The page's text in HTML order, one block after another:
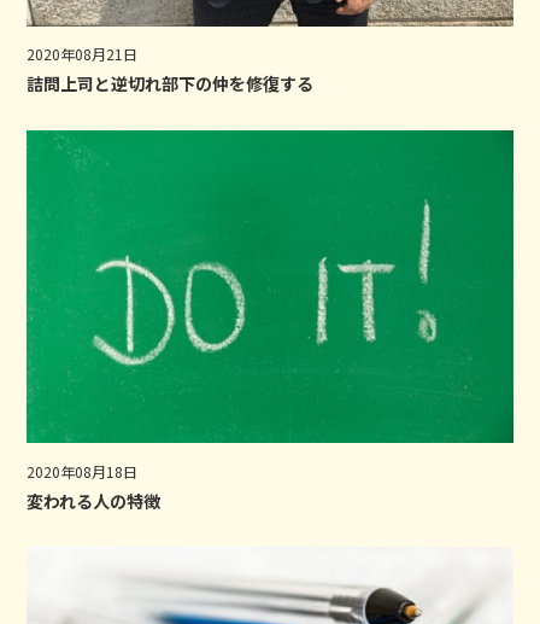
2020年08月21日
詰問上司と逆切れ部下の仲を修復する
2020年08月18日
変われる人の特徴